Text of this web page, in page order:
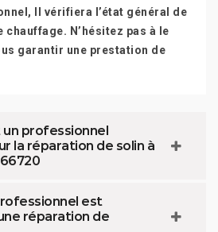
Il vérifiera l’état général de
N’hésitez pas à le
garantir une prestation de
professionnel
la réparation de solin à
est
réparation de